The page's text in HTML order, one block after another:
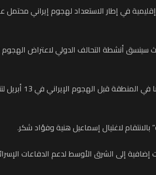
في إطار الاستعداد لهجوم إيراني محتمل
أنشطة التحالف الدولي لاعتراض الهجوم
وأضافت أن المسؤول العسكري الأمريكي سيلتقي رئيس أركان الجيش الإسرائيلي
لاغتيال إسماعيل هنية وفؤاد شكر.
إلى الشرق الأوسط لدعم الدفاعات